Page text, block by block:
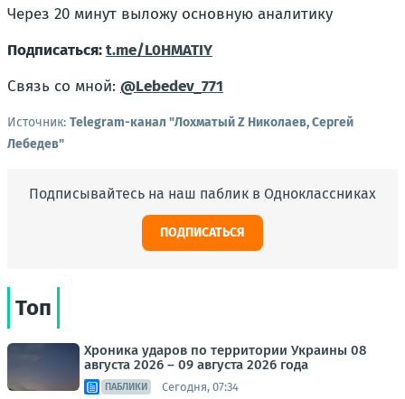
Через 20 минут выложу основную аналитику
Подписаться:t.me/L0HMATIY
Связь со мной: @Lebedev_771
Источник: Telegram-канал "Лохматый Z Николаев, Сергей
Лебедев"
Подписывайтесь на наш паблик в Одноклассниках
ПОДПИСАТЬСЯ
Топ
Хроника ударов по территории Украины 08
августа 2026 – 09 августа 2026 года
ПАБЛИКИ Сегодня, 07:34